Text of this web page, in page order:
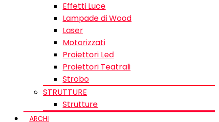
Effetti Luce
Lampade di Wood
Laser
Motorizzati
Proiettori Led
Proiettori Teatrali
Strobo
STRUTTURE
Strutture
ARCHI